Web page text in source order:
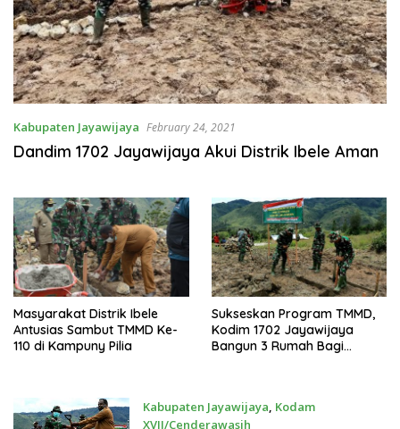
Kabupaten Jayawijaya February 24, 2021
Dandim 1702 Jayawijaya Akui Distrik Ibele Aman
Masyarakat Distrik Ibele
Antusias Sambut TMMD Ke-
110 di Kampuny Pilia
Sukseskan Program TMMD,
Kodim 1702 Jayawijaya
Bangun 3 Rumah Bagi
Kabupaten Jayawijaya, Kodam
XVII/Cenderawasih